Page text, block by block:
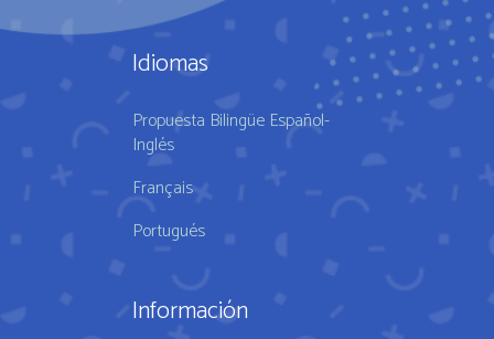
Idiomas
Propuesta Bilingüe Español-
Inglés
Français
Portugués
Información